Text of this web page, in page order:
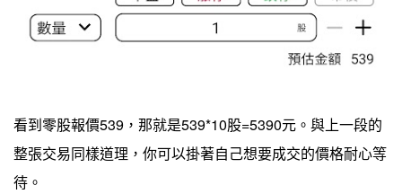
看到零股報價539，那就是539*10股=5390元。與上一段的
整張交易同樣道理，你可以掛著自己想要成交的價格耐心等
待。